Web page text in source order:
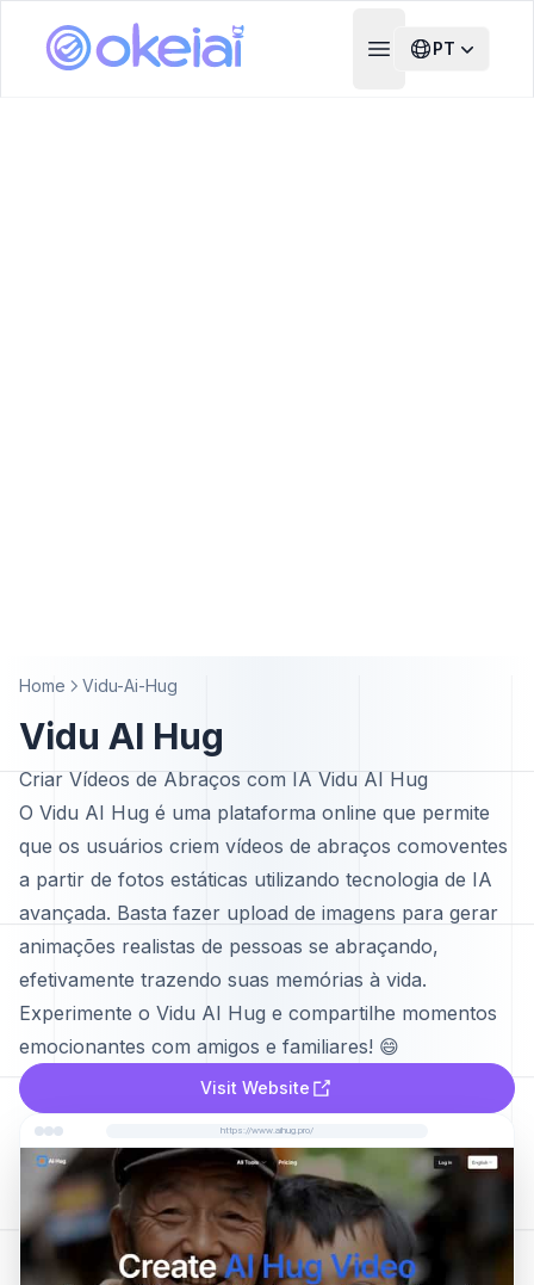
Open main menu
PT
Home Vidu-Ai-Hug
Vidu AI Hug
Criar Vídeos de Abraços com IA Vidu AI Hug
O Vidu AI Hug é uma plataforma online que permite
que os usuários criem vídeos de abraços comoventes
a partir de fotos estáticas utilizando tecnologia de IA
avançada. Basta fazer upload de imagens para gerar
animações realistas de pessoas se abraçando,
efetivamente trazendo suas memórias à vida.
Experimente o Vidu AI Hug e compartilhe momentos
emocionantes com amigos e familiares! 😄
Visit Website
https://www.aihug.pro/